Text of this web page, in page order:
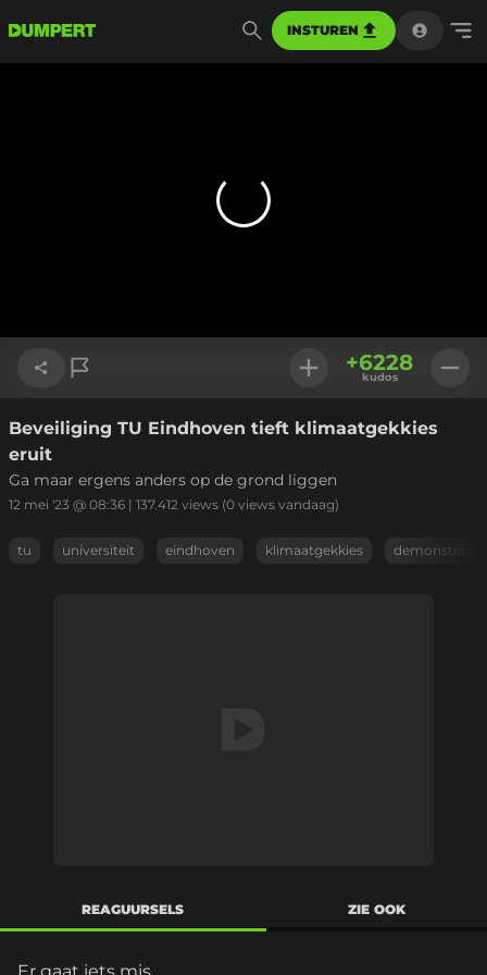
INSTUREN
Link kopiëren
+6228
kudos
Beveiliging TU Eindhoven tieft klimaatgekkies
eruit
Ga maar ergens anders op de grond liggen
12 mei '23 @ 08:36 | 137.412 views (0 views vandaag)
tu universiteit eindhoven klimaatgekkies
REAGUURSELS ZIE OOK